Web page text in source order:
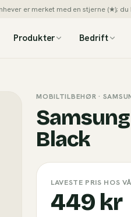
er merket med en stjerne (★);
Produkter Bedrift
MOBILTILBEHØR ·
Black
LAVESTE PRIS HOS
449 kr